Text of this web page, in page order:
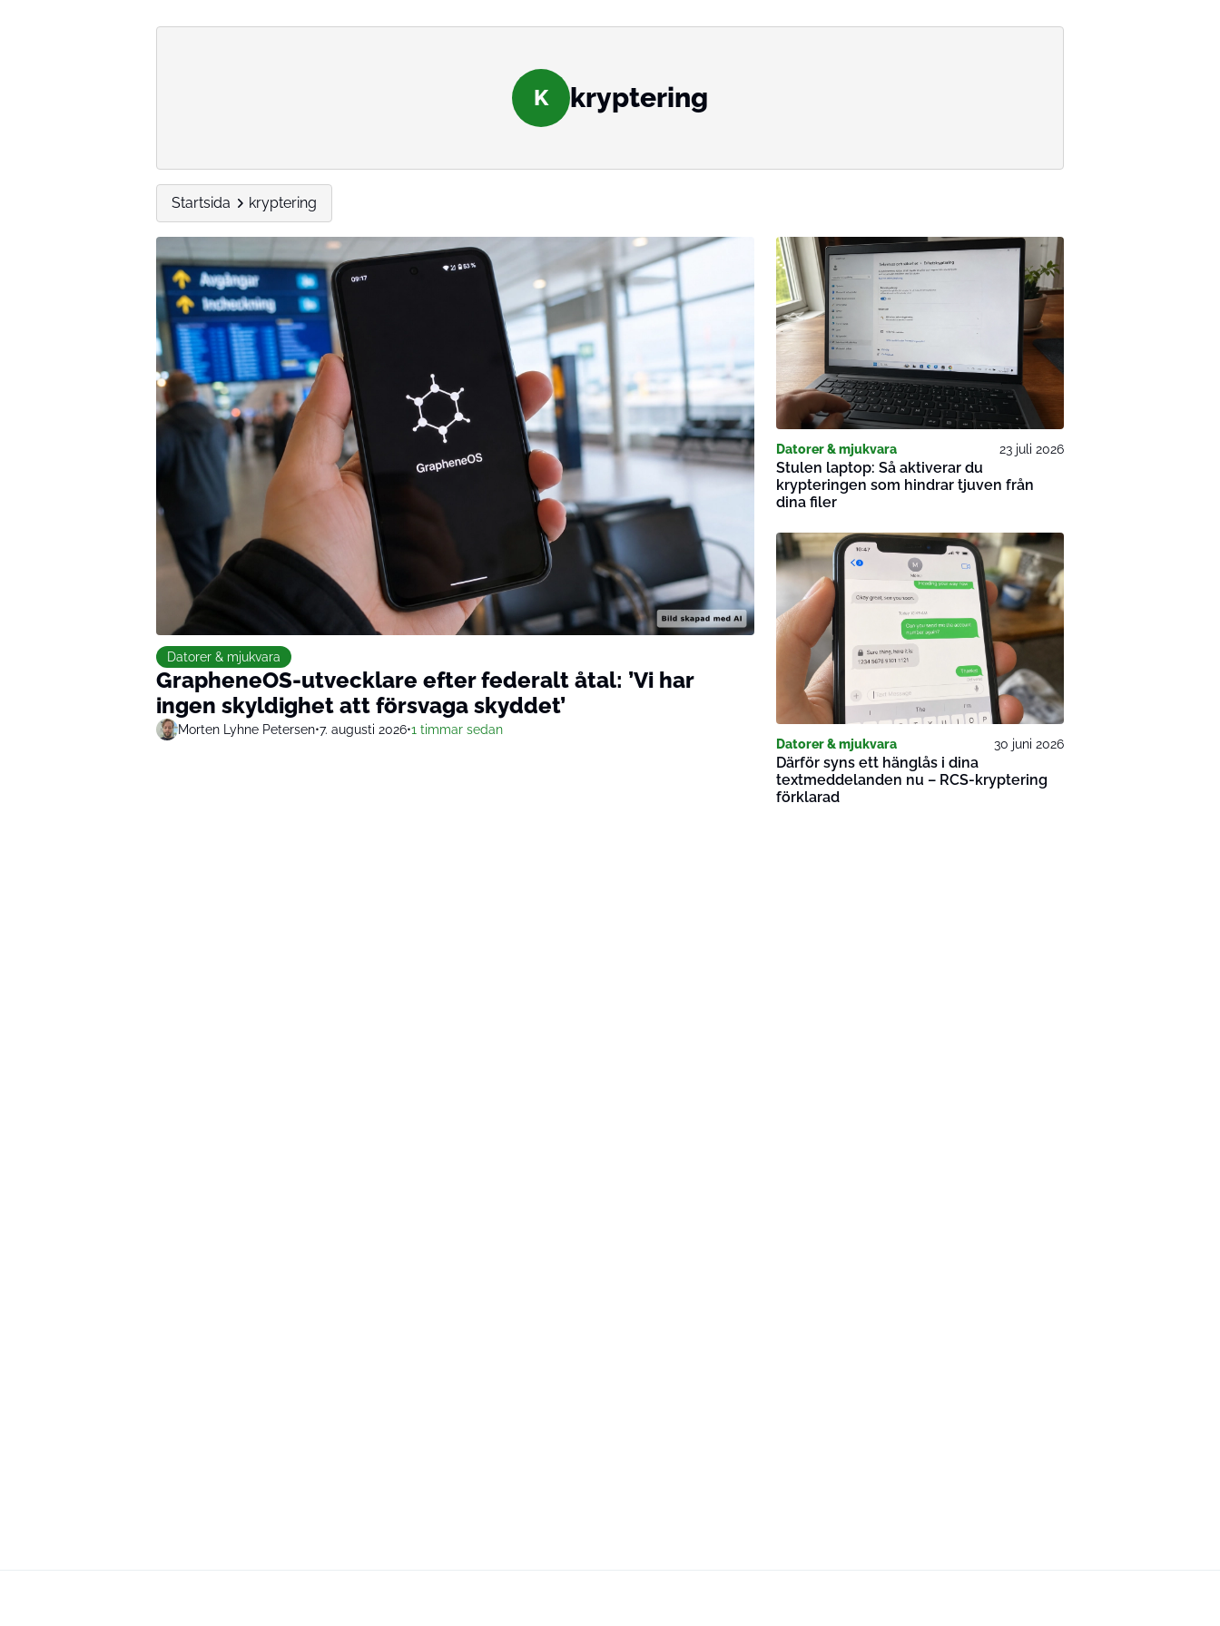
K kryptering
Startsida kryptering
Datorer & mjukvara
GrapheneOS-utvecklare efter federalt åtal: ’Vi har
ingen skyldighet att försvaga skyddet’
Morten Lyhne Petersen•7. augusti 2026•1 timmar sedan
Datorer & mjukvara 23 juli 2026
Stulen laptop: Så aktiverar du
krypteringen som hindrar tjuven från
dina filer
Datorer & mjukvara 30 juni 2026
Därför syns ett hänglås i dina
textmeddelanden nu – RCS-kryptering
förklarad